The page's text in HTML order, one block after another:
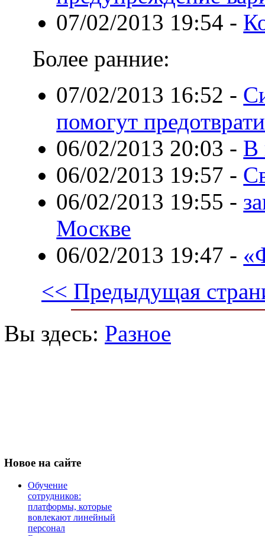
07/02/2013 19:54 -
Более ранние:
07/02/2013 16:52 -
помогут
06/02/2013 20:03 - В
06/02/2013 19:57 -
06/02/2013 19:55 -
Москве
06/02/2013 19:47 -
<< Предыдущая
Вы здесь: Разное
Новое на сайте
Обучение
сотрудников:
платформы, которые
вовлекают линейный
персонал